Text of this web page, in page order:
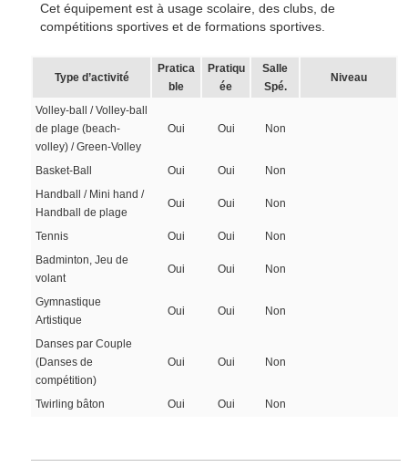
Cet équipement est à usage scolaire, des clubs, de
compétitions sportives et de formations sportives.
Type d’activité
Pratica
ble
Pratiqu
ée
Salle
Spé.
Niveau
Volley-ball / Volley-ball
de plage (beach-
volley) / Green-Volley
Oui Oui Non
Basket-Ball Oui Oui
Non
Handball / Mini hand /
Handball de plage
Oui Oui Non
Tennis Oui Oui
Non
Badminton, Jeu de
volant
Oui Oui Non
Gymnastique
Artistique
Oui Oui Non
Danses par Couple
(Danses de
compétition)
Oui Oui Non
Twirling bâton Oui Oui Non